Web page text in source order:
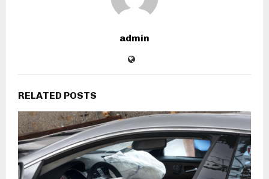
admin
RELATED POSTS